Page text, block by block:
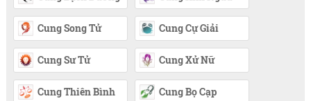
Cung Song Tử Cung Cự Giải
Cung Sư Tử Cung Xử Nữ
Cung Thiên Bình Cung Bọ Cạp